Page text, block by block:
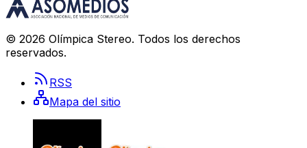
© 2026 Olímpica Stereo. Todos los derechos
reservados.
RSS
Mapa del sitio